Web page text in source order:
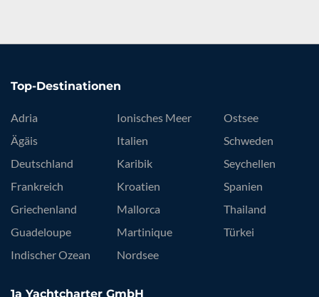
Top-Destinationen
Adria
Ägäis
Deutschland
Frankreich
Griechenland
Guadeloupe
Indischer Ozean
Ionisches Meer
Italien
Karibik
Kroatien
Mallorca
Martinique
Nordsee
Ostsee
Schweden
Seychellen
Spanien
Thailand
Türkei
1a Yachtcharter GmbH